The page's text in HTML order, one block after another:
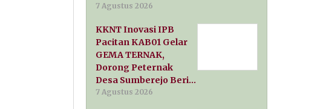
7 Agustus 2026
KKNT Inovasi IPB
Pacitan KAB01 Gelar
GEMA TERNAK,
Dorong Peternak
Desa Sumberejo Beri…
7 Agustus 2026